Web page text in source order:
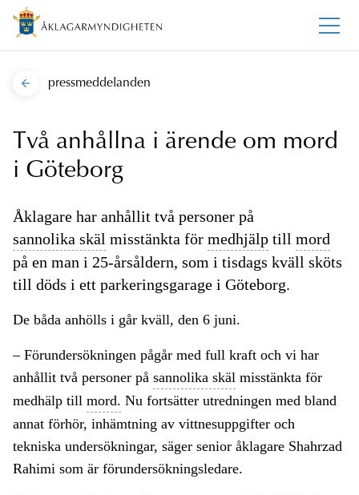
pressmeddelanden
Två anhållna i ärende om mord
i Göteborg
Åklagare har anhållit två personer på
sannolika skäl misstänkta för medhjälp till mord
på en man i 25-årsåldern, som i tisdags kväll sköts
till döds i ett parkeringsgarage i Göteborg.
De båda anhölls i går kväll, den 6 juni.
– Förundersökningen pågår med full kraft och vi har
anhållit två personer på sannolika skäl misstänkta för
medhälp till mord. Nu fortsätter utredningen med bland
annat förhör, inhämtning av vittnesuppgifter och
tekniska undersökningar, säger senior åklagare Shahrzad
Rahimi som är förundersökningsledare.